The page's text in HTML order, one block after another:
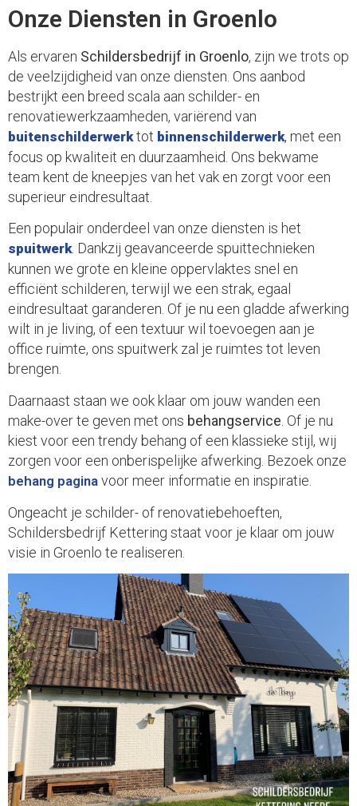
Onze Diensten in Groenlo
Als ervaren Schildersbedrijf in Groenlo, zijn we trots op
de veelzijdigheid van onze diensten. Ons aanbod
bestrijkt een breed scala aan schilder- en
renovatiewerkzaamheden, variërend van
buitenschilderwerk tot binnenschilderwerk, met een
focus op kwaliteit en duurzaamheid. Ons bekwame
team kent de kneepjes van het vak en zorgt voor een
superieur eindresultaat.
Een populair onderdeel van onze diensten is het
spuitwerk. Dankzij geavanceerde spuittechnieken
kunnen we grote en kleine oppervlaktes snel en
efficiënt schilderen, terwijl we een strak, egaal
eindresultaat garanderen. Of je nu een gladde afwerking
wilt in je living, of een textuur wil toevoegen aan je
office ruimte, ons spuitwerk zal je ruimtes tot leven
brengen.
Daarnaast staan we ook klaar om jouw wanden een
make-over te geven met ons behangservice . Of je nu
kiest voor een trendy behang of een klassieke stijl, wij
zorgen voor een onberispelijke afwerking. Bezoek onze
behang pagina voor meer informatie en inspiratie.
Ongeacht je schilder- of renovatiebehoeften,
Schildersbedrijf Kettering staat voor je klaar om jouw
visie in Groenlo te realiseren.